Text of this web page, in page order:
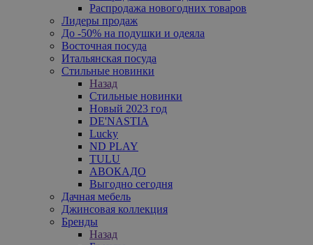
Распродажа новогодних товаров
Лидеры продаж
До -50% на подушки и одеяла
Восточная посуда
Итальянская посуда
Стильные новинки
Назад
Стильные новинки
Новый 2023 год
DE'NASTIA
Lucky
ND PLAY
TULU
АВОКАДО
Выгодно сегодня
Дачная мебель
Джинсовая коллекция
Бренды
Назад